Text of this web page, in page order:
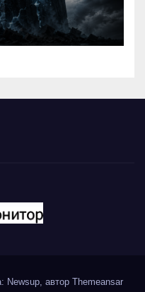
Newsup, автор Themeansar